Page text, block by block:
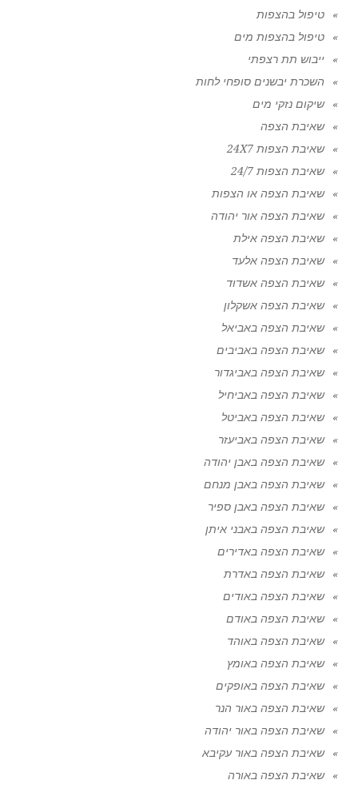
טיפול בהצפות
טיפול בהצפות מים
ייבוש תת רצפתי
השכרת יבשנים סופחי לחות
שיקום נזקי מים
שאיבת הצפה
שאיבת הצפות 24X7
שאיבת הצפות 24/7
שאיבת הצפה או הצפות
שאיבת הצפה אור יהודה
שאיבת הצפה אילת
שאיבת הצפה אלעד
שאיבת הצפה אשדוד
שאיבת הצפה אשקלון
שאיבת הצפה באביאל
שאיבת הצפה באביבים
שאיבת הצפה באביגדור
שאיבת הצפה באביחיל
שאיבת הצפה באביטל
שאיבת הצפה באביעזר
שאיבת הצפה באבן יהודה
שאיבת הצפה באבן מנחם
שאיבת הצפה באבן ספיר
שאיבת הצפה באבני איתן
שאיבת הצפה באדירים
שאיבת הצפה באדרת
שאיבת הצפה באודים
שאיבת הצפה באודם
שאיבת הצפה באוהד
שאיבת הצפה באומץ
שאיבת הצפה באופקים
שאיבת הצפה באור הנר
שאיבת הצפה באור יהודה
שאיבת הצפה באור עקיבא
שאיבת הצפה באורה